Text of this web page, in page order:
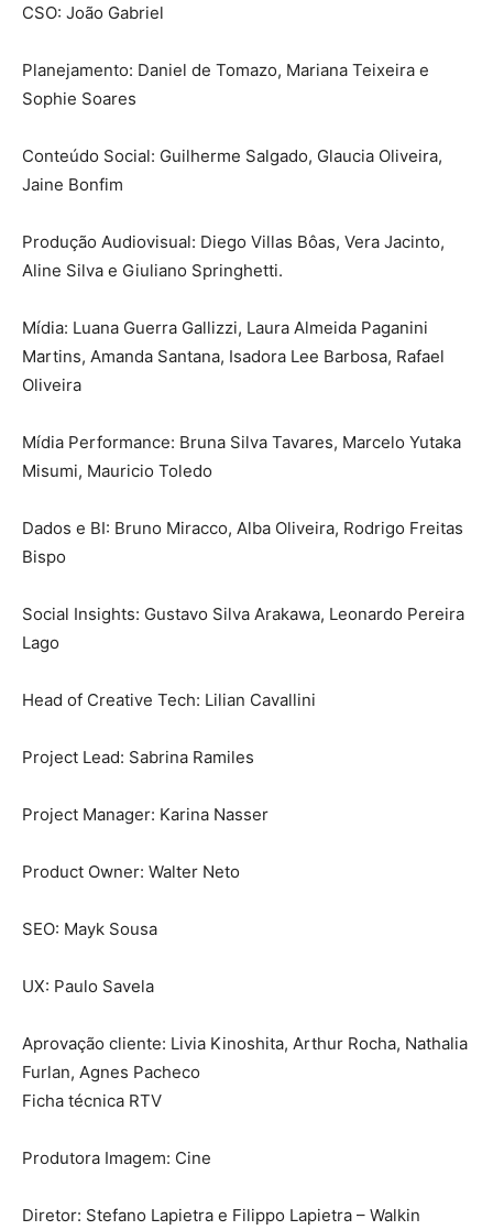
CSO: João Gabriel
Planejamento: Daniel de Tomazo, Mariana Teixeira e
Sophie Soares
Conteúdo Social: Guilherme Salgado, Glaucia Oliveira,
Jaine Bonfim
Produção Audiovisual: Diego Villas Bôas, Vera Jacinto,
Aline Silva e Giuliano Springhetti.
Mídia: Luana Guerra Gallizzi, Laura Almeida Paganini
Martins, Amanda Santana, Isadora Lee Barbosa, Rafael
Oliveira
Mídia Performance: Bruna Silva Tavares, Marcelo Yutaka
Misumi, Mauricio Toledo
Dados e BI: Bruno Miracco, Alba Oliveira, Rodrigo Freitas
Bispo
Social Insights: Gustavo Silva Arakawa, Leonardo Pereira
Lago
Head of Creative Tech: Lilian Cavallini
Project Lead: Sabrina Ramiles
Project Manager: Karina Nasser
Product Owner: Walter Neto
SEO: Mayk Sousa
UX: Paulo Savela
Aprovação cliente: Livia Kinoshita, Arthur Rocha, Nathalia
Furlan, Agnes Pacheco
Ficha técnica RTV
Produtora Imagem: Cine
Diretor: Stefano Lapietra e Filippo Lapietra – Walkin